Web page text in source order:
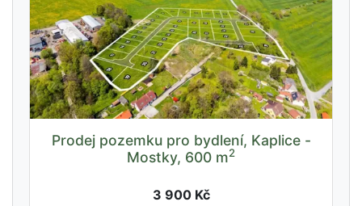
Prodej pozemku pro bydlení, Kaplice -
Mostky, 600 m2
3 900 Kč